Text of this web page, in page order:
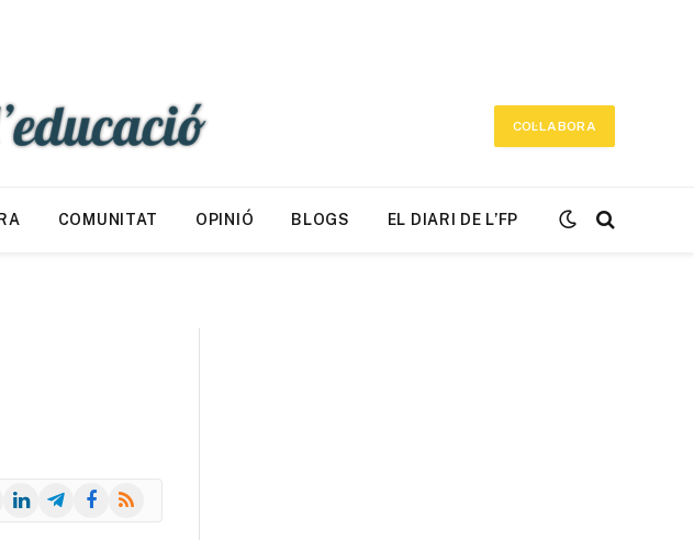
COL·LABORA
COMUNITAT OPINIÓ BLOGS EL DIARI DE L’FP
LinkedInTelegramFacebook
RSS